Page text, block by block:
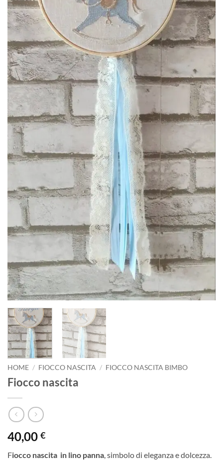
HOME / FIOCCO NASCITA / FIOCCO NASCITA BIMBO
Fiocco nascita
40,00 €
Fiocco nascita in lino panna, simbolo di eleganza e dolcezza.